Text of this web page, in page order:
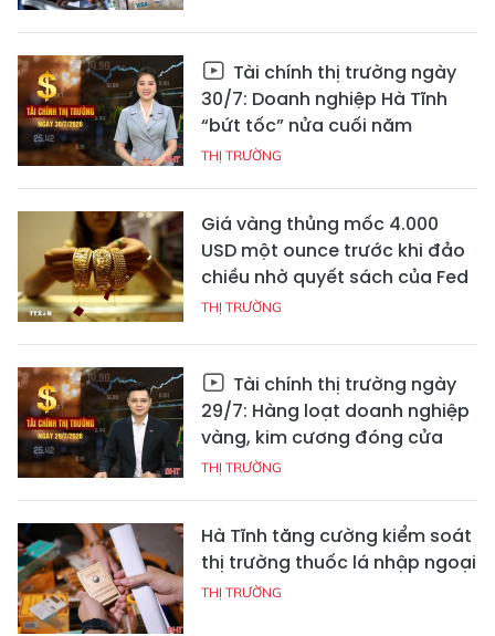
Tài chính thị trường ngày
30/7: Doanh nghiệp Hà Tĩnh
“bứt tốc” nửa cuối năm
THỊ TRƯỜNG
Giá vàng thủng mốc 4.000
USD một ounce trước khi đảo
chiều nhờ quyết sách của Fed
THỊ TRƯỜNG
Tài chính thị trường ngày
29/7: Hàng loạt doanh nghiệp
vàng, kim cương đóng cửa
THỊ TRƯỜNG
Hà Tĩnh tăng cường kiểm soát
thị trường thuốc lá nhập ngoại
THỊ TRƯỜNG